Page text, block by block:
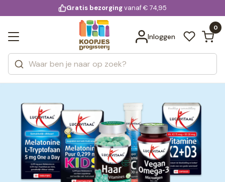
voor 20:00 uur besteld
Gratis bezorgingvanaf € 74,95
Inloggen
0
Zoeken
Categorieën
Merken
Bekijk alle resultaten